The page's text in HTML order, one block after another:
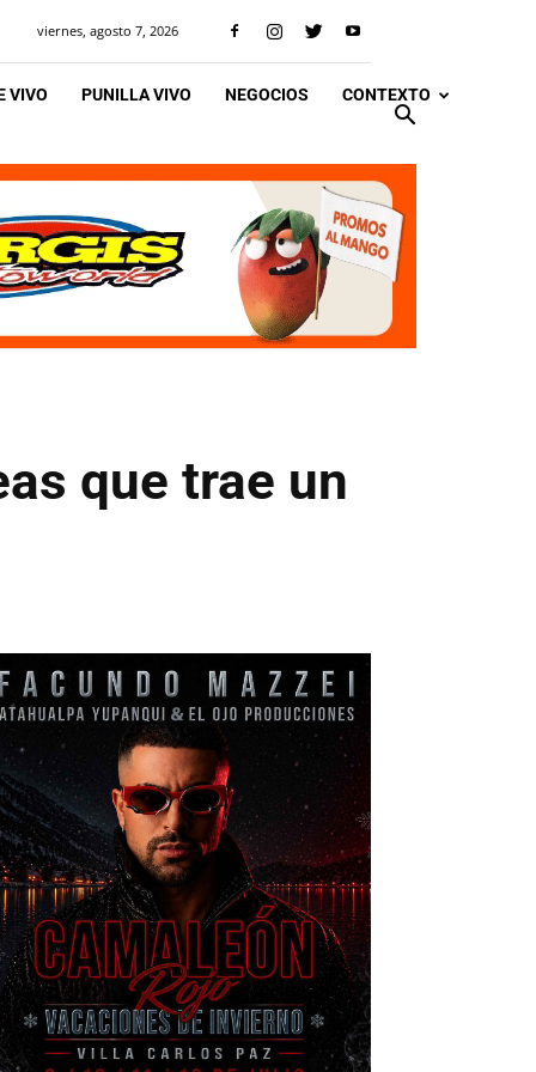
viernes, agosto 7, 2026
VIVO PUNILLA VIVO NEGOCIOS CONTEXTO
que trae un